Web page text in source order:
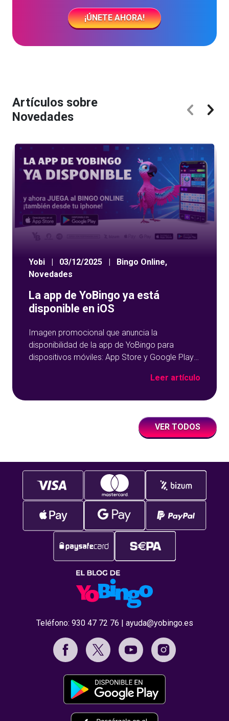
¡ÚNETE AHORA!
Artículos sobre
Novedades
Yobi | 03/12/2025 | Bingo Online,
Novedades
La app de YoBingo ya está
disponible en iOS
Imagen promocional que anuncia la
disponibilidad de la app de YoBingo para
dispositivos móviles: App Store y Google Play
Leer artículo
VER TODOS
Teléfono: 930 47 72 76 | ayuda@yobingo.es